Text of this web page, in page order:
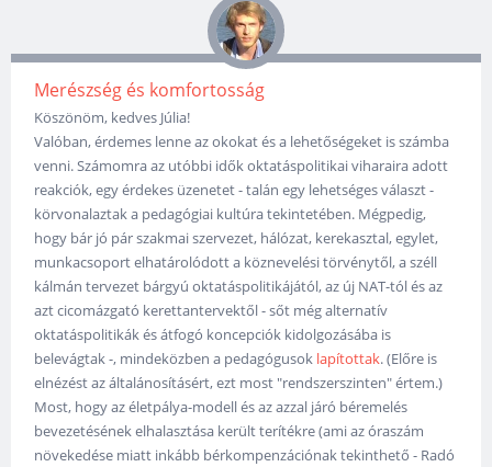
Merészség és komfortosság
Köszönöm, kedves Júlia!
Valóban, érdemes lenne az okokat és a lehetőségeket is számba
venni. Számomra az utóbbi idők oktatáspolitikai viharaira adott
reakciók, egy érdekes üzenetet - talán egy lehetséges választ -
körvonalaztak a pedagógiai kultúra tekintetében. Mégpedig,
hogy bár jó pár szakmai szervezet, hálózat, kerekasztal, egylet,
munkacsoport elhatárolódott a köznevelési törvénytől, a széll
kálmán tervezet bárgyú oktatáspolitikájától, az új NAT-tól és az
azt cicomázgató kerettantervektől - sőt még alternatív
oktatáspolitikák és átfogó koncepciók kidolgozásába is
belevágtak -, mindeközben a pedagógusok lapítottak. (Előre is
elnézést az általánosításért, ezt most "rendszerszinten" értem.)
Most, hogy az életpálya-modell és az azzal járó béremelés
bevezetésének elhalasztása került terítékre (ami az óraszám
növekedése miatt inkább bérkompenzációnak tekinthető - Radó